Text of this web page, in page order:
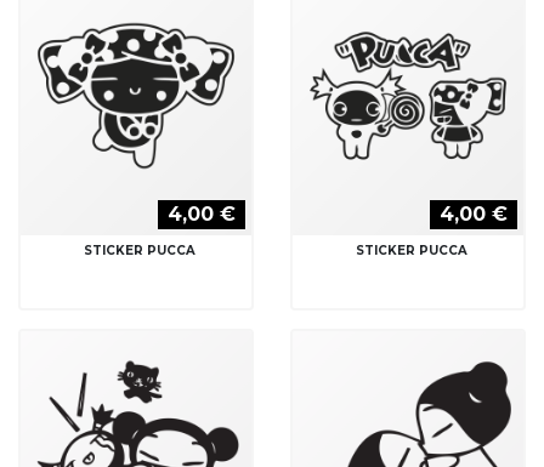
4,00 €
STICKER PUCCA
4,00 €
STICKER PUCCA